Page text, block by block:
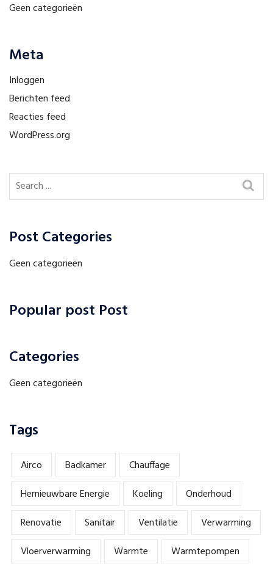
Geen categorieën
Meta
Inloggen
Berichten feed
Reacties feed
WordPress.org
Post Categories
Geen categorieën
Popular post Post
Categories
Geen categorieën
Tags
Airco Badkamer
Chauffage
Hernieuwbare Energie
Koeling
Onderhoud
Renovatie
Sanitair Ventilatie
Verwarming
Vloerverwarming
Warmte Warmtepompen